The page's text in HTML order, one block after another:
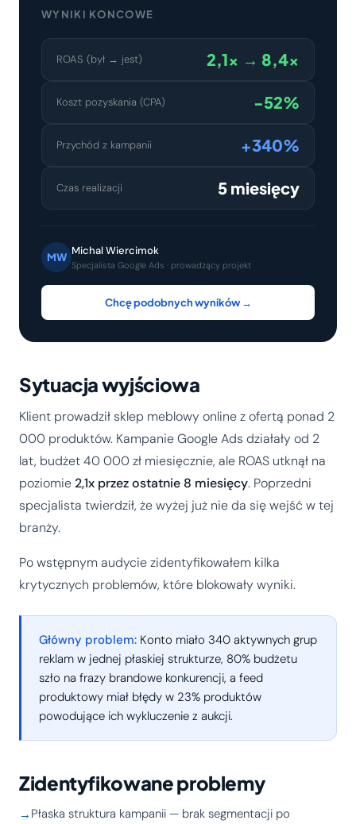
WYNIKI KONCOWE
ROAS (był → jest) 2,1x → 8,4x
Koszt pozyskania (CPA) -52%
Przychód z kampanii +340%
Czas realizacji 5 miesięcy
MW
Michal Wiercimok
Specjalista Google Ads · prowadzący projekt
Chcę podobnych wyników →
Sytuacja wyjściowa
Klient prowadził sklep meblowy online z ofertą ponad 2
000 produktów. Kampanie Google Ads działały od 2
lat, budżet 40 000 zł miesięcznie, ale ROAS utknął na
poziomie 2,1x przez ostatnie 8 miesięcy. Poprzedni
specjalista twierdził, że wyżej już nie da się wejść w tej
branży.
Po wstępnym audycie zidentyfikowałem kilka
krytycznych problemów, które blokowały wyniki.
Główny problem: Konto miało 340 aktywnych grup
reklam w jednej płaskiej strukturze, 80% budżetu
szło na frazy brandowe konkurencji, a feed
produktowy miał błędy w 23% produktów
powodujące ich wykluczenie z aukcji.
Zidentyfikowane problemy
Płaska struktura kampanii — brak segmentacji po